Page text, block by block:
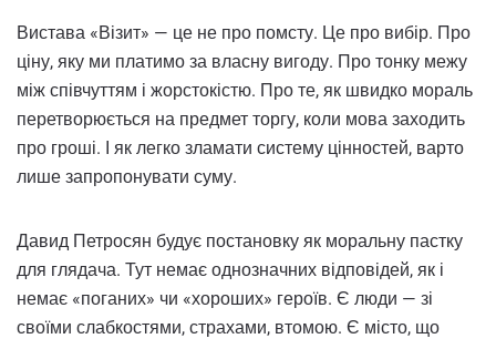
Вистава «Візит» — це не про помсту. Це про вибір. Про
ціну, яку ми платимо за власну вигоду. Про тонку межу
між співчуттям і жорстокістю. Про те, як швидко мораль
перетворюється на предмет торгу, коли мова заходить
про гроші. І як легко зламати систему цінностей, варто
лише запропонувати суму.
Давид Петросян будує постановку як моральну пастку
для глядача. Тут немає однозначних відповідей, як і
немає «поганих» чи «хороших» героїв. Є люди — зі
своїми слабкостями, страхами, втомою. Є місто, що